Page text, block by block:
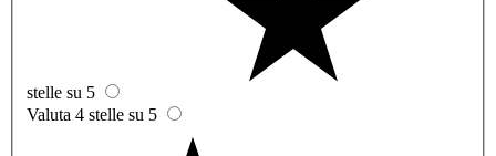
stelle su 5
Valuta 4 stelle su 5